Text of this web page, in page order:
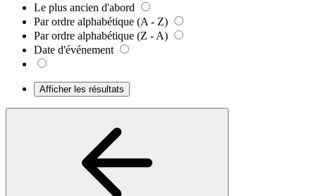
Le plus ancien d'abord
Par ordre alphabétique (A - Z)
Par ordre alphabétique (Z - A)
Date d'événement
Afficher les résultats